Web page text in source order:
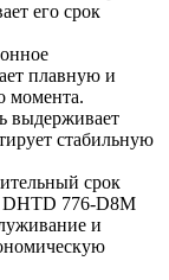
его срок
плавную и
момента.
выдерживает
стабильную
срок
DHTD 776-D8M
и